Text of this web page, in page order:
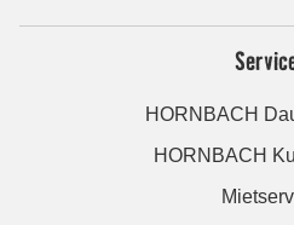
HORNBACH
HORNBACH